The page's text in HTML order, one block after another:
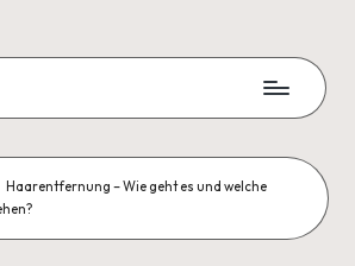
Haarentfernung – Wie geht es und welche